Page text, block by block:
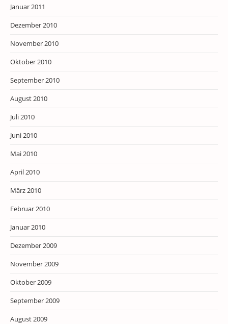
Januar 2011
Dezember 2010
November 2010
Oktober 2010
September 2010
August 2010
Juli 2010
Juni 2010
Mai 2010
April 2010
März 2010
Februar 2010
Januar 2010
Dezember 2009
November 2009
Oktober 2009
September 2009
August 2009